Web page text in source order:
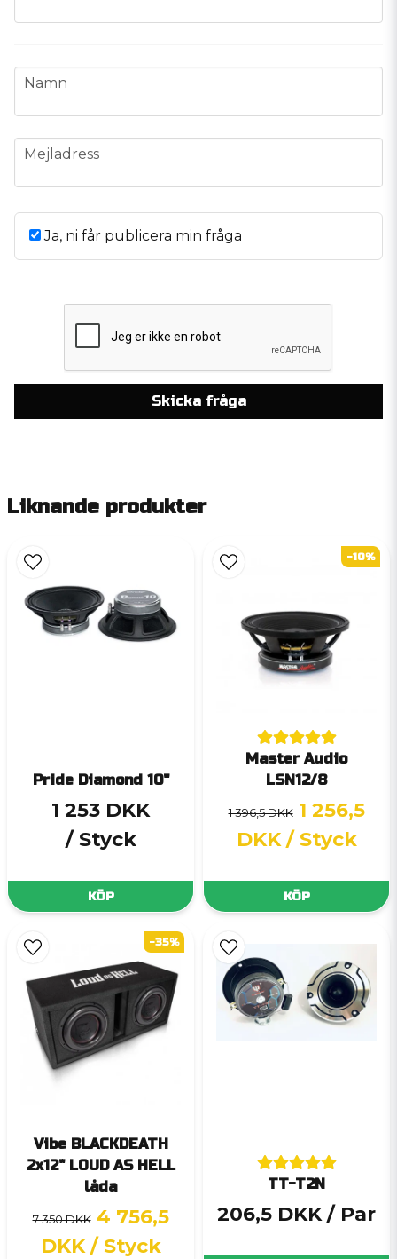
name
Namn
email
Mejladress
Ja, ni får publicera min fråga
Skicka fråga
Liknande produkter
Pride Diamond 10"
1 253 DKK
/ Styck
KÖP
Master Audio
LSN12/8
1 396,5 DKK 1 256,5
DKK / Styck
KÖP
-10%
Vibe BLACKDEATH
2x12" LOUD AS HELL
låda
7 350 DKK 4 756,5
DKK / Styck
-35%
TT-T2N
206,5 DKK / Par